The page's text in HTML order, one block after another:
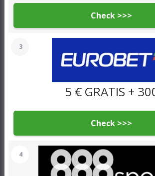
Check >>>
3
5 € GRATIS +
Check >>>
4